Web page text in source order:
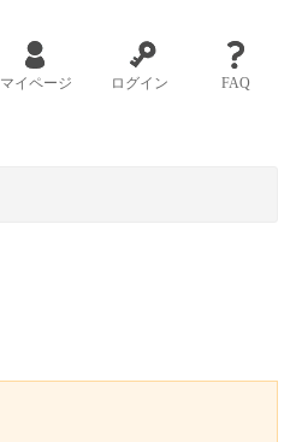
マイページ ログイン FAQ